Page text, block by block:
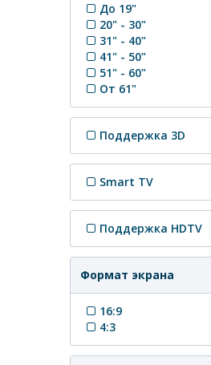
До 19"
20" - 30"
31" - 40"
41" - 50"
51" - 60"
От 61"
Поддержка 3D
Smart TV
Поддержка HDTV
Формат экрана
16:9
4:3